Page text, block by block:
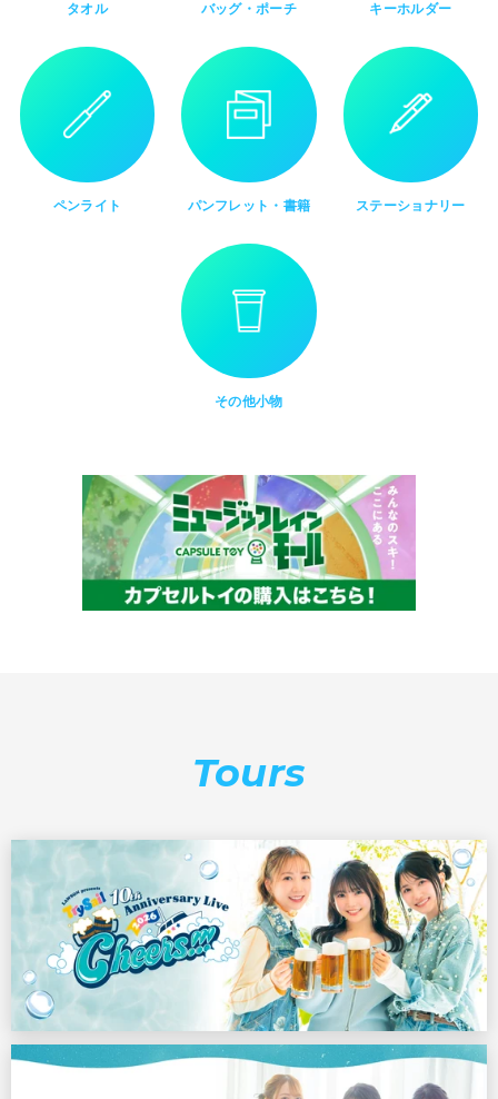
タオル バッグ・ポーチ キーホルダー
ペンライト パンフレット・書籍 ステーショナリー
その他小物
Tours